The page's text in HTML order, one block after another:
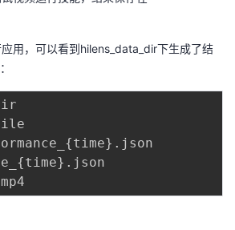
用，可以看到hilens_data_dir下生成了结
{time} .json
{time} .json